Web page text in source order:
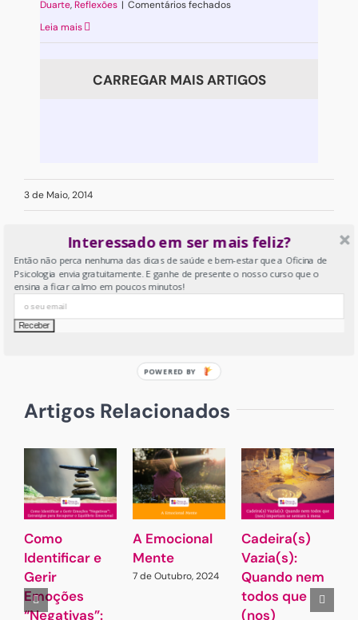
Duarte, Reflexões | Comentários fechadosem
outra
Leia mais
CARREGAR MAIS ARTIGOS
3 de Maio, 2014
Partilhar:
Artigos Relacionados
Como
Identificar e
Gerir
Emoções
“Negativas”:
A Emocional
Mente
7 de Outubro, 2024
Cadeira(s)
Vazia(s):
Quando nem
todos que
(nos)
Interessado em ser mais feliz?
Então não perca nenhuma das dicas de saúde e bem-estar que a Oficina de
Psicologia envia gratuitamente. E ganhe de presente o nosso curso que o
ensina a ficar calmo em poucos minutos!